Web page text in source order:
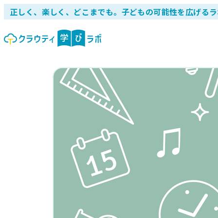
正しく、楽しく、どこまでも。子どもの可能性を広げる